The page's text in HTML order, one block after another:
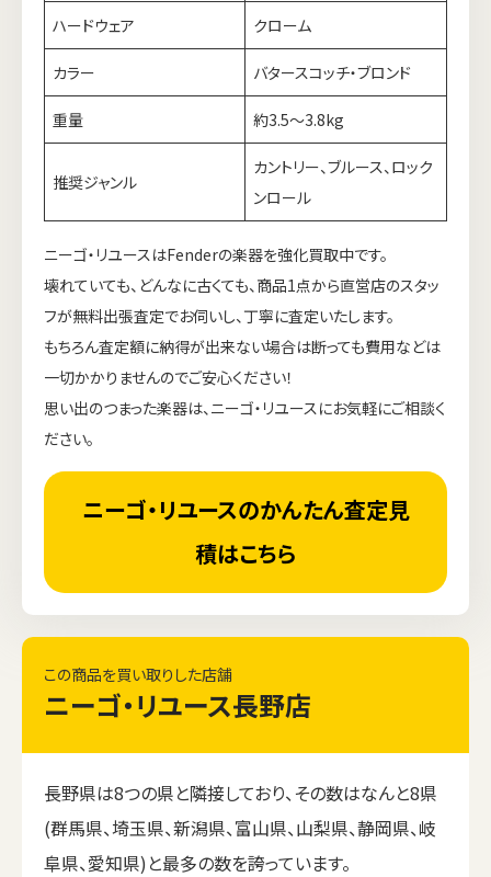
ハードウェア クローム
カラー バタースコッチ・ブロンド
重量 約3.5〜3.8kg
推奨ジャンル
カントリー、ブルース、ロック
ンロール
ニーゴ・リユースはFenderの楽器を強化買取中です。
壊れていても、どんなに古くても、商品1点から直営店のスタッ
フが無料出張査定でお伺いし、丁寧に査定いたします。
もちろん査定額に納得が出来ない場合は断っても費用などは
一切かかりませんのでご安心ください！
思い出のつまった楽器は、ニーゴ・リユースにお気軽にご相談く
ださい。
ニーゴ・リユースのかんたん査定見
積はこちら
この商品を買い取りした店舗
ニーゴ・リユース長野店
長野県は8つの県と隣接しており、その数はなんと8県
(群馬県、埼玉県、新潟県、富山県、山梨県、静岡県、岐
阜県、愛知県)と最多の数を誇っています。